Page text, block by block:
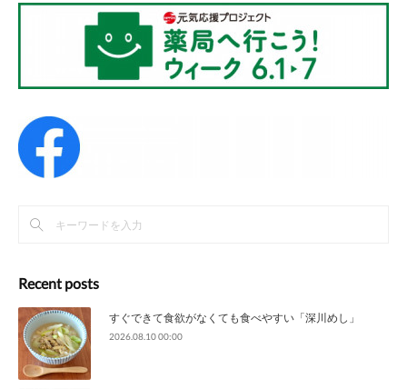
Recent posts
すぐできて食欲がなくても食べやすい「深川めし」
2026.08.10 00:00